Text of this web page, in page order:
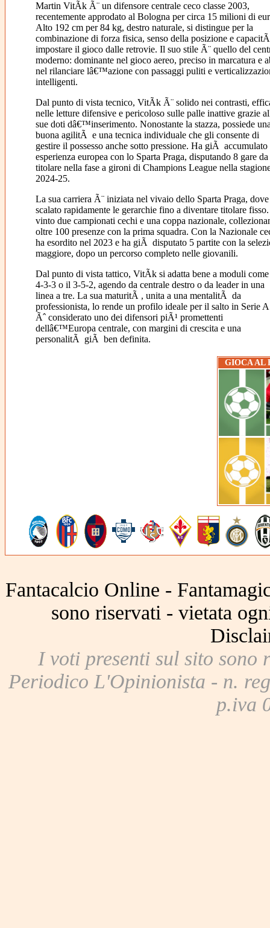
Martin VitÃ­k Ã¨ un difensore centrale ceco classe 2003,
recentemente approdato al Bologna per circa 15 milioni di
Alto 192 cm per 84 kg, destro naturale, si distingue per la
combinazione di forza fisica, senso della posizione e
impostare il gioco dalle retrovie. Il suo stile Ã¨ quello del
moderno: dominante nel gioco aereo, preciso in marcatura e
nel rilanciare lâ€™azione con passaggi puliti e
intelligenti.
Dal punto di vista tecnico, VitÃ­k Ã¨ solido nei contrasti,
nelle letture difensive e pericoloso sulle palle inattive grazie
sue doti dâ€™inserimento. Nonostante la stazza, possiede
buona agilitÃ e una tecnica individuale che gli consente di
gestire il possesso anche sotto pressione. Ha giÃ accumulato
esperienza europea con lo Sparta Praga, disputando 8 gare da
titolare nella fase a gironi di Champions League nella
2024-25.
La sua carriera Ã¨ iniziata nel vivaio dello Sparta Praga, dove
scalato rapidamente le gerarchie fino a diventare titolare
vinto due campionati cechi e una coppa nazionale,
oltre 100 presenze con la prima squadra. Con la Nazionale
ha esordito nel 2023 e ha giÃ disputato 5 partite con la
maggiore, dopo un percorso completo nelle giovanili.
Dal punto di vista tattico, VitÃ­k si adatta bene a moduli
4-3-3 o il 3-5-2, agendo da centrale destro o da leader in una
linea a tre. La sua maturitÃ , unita a una mentalitÃ da
professionista, lo rende un profilo ideale per il salto in Serie
Ãˆ considerato uno dei difensori piÃ¹ promettenti
dellâ€™Europa centrale, con margini di crescita e una
personalitÃ giÃ ben definita.
GIOCA AL
Fantacalcio Online -
sono riservati - vietata
I voti presenti sul sito sono
Periodico L'Opinionista - n.
p.iva